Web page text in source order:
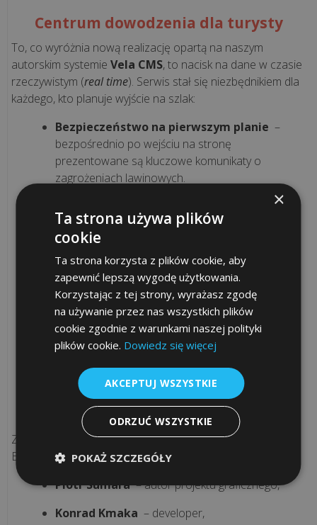
NAJPOPULARNIEJSZE
outsourcing
zastosowanie
to
do...
Centrum dowodzenia dla turysty
To, co wyróżnia nową realizację opartą na naszym
autorskim systemie Vela CMS, to nacisk na dane w czasie
rzeczywistym (real time). Serwis stał się niezbędnikiem dla
każdego, kto planuje wyjście na szlak:
Bezpieczeństwo na pierwszym planie –
bezpośrednio po wejściu na stronę
prezentowane są kluczowe komunikaty o
zagrożeniach lawinowych.
wdrożyliśmy moduł prezentujący szczegółowe
warunki atmosferyczne: podgląd z kamer na
żywo, temperaturę, ciśnienie, wilgotność,
widoczność oraz siłę i kierunek wiatru.
Status szlaków– bieżące informacje o
zamkniętych odcinkach i utrudnieniach.
Intuicyjna nawigacja– Interaktywna mapa
pozwala błyskawicznie przełączać się między
regionami działań poszczególnych Grup.
Zespół realizujący
Za sukcesem tego wymagającego projektu stoją eksperci
ESC SA oraz nasi współpracownicy:
Piotr Sumara– autor projektu graficznego,
Konrad Kmaka – developer,
×
Ta strona używa plików
cookie
Ta strona korzysta z plików cookie, aby
zapewnić lepszą wygodę użytkowania.
Korzystając z tej strony, wyrażasz zgodę
na używanie przez nas wszystkich plików
cookie zgodnie z warunkami naszej polityki
plików cookie. Dowiedz się więcej
AKCEPTUJ WSZYSTKIE
ODRZUĆ WSZYSTKIE
POKAŻ SZCZEGÓŁY